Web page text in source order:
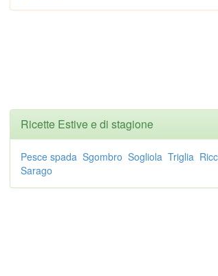
Ricette Estive e di stagione
Pesce spada Sgombro Sogliola Triglia
Sarago